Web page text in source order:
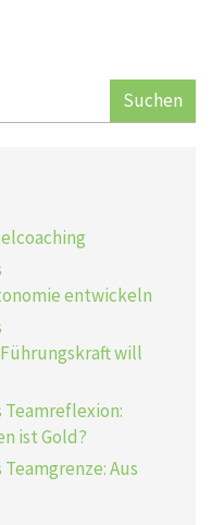
entwickeln
will
ist Gold?
Aus